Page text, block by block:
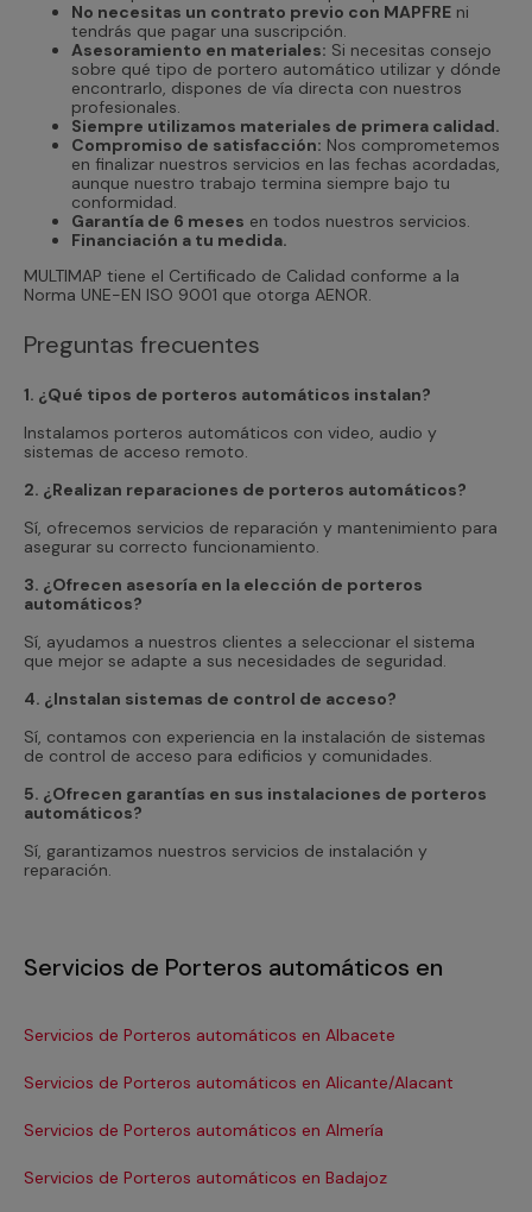
No necesitas un contrato previo con MAPFRE ni
tendrás que pagar una suscripción.
Asesoramiento en materiales: Si necesitas consejo
sobre qué tipo de portero automático utilizar y dónde
encontrarlo, dispones de vía directa con nuestros
profesionales.
Siempre utilizamos materiales de primera calidad.
Compromiso de satisfacción: Nos comprometemos
en finalizar nuestros servicios en las fechas acordadas,
aunque nuestro trabajo termina siempre bajo tu
conformidad.
Garantía de 6 meses en todos nuestros servicios.
Financiación a tu medida.
MULTIMAP tiene el Certificado de Calidad conforme a la
Norma UNE-EN ISO 9001 que otorga AENOR.
Preguntas frecuentes
1. ¿Qué tipos de porteros automáticos instalan?
Instalamos porteros automáticos con video, audio y
sistemas de acceso remoto.
2. ¿Realizan reparaciones de porteros automáticos?
Sí, ofrecemos servicios de reparación y mantenimiento para
asegurar su correcto funcionamiento.
3. ¿Ofrecen asesoría en la elección de porteros
automáticos?
Sí, ayudamos a nuestros clientes a seleccionar el sistema
que mejor se adapte a sus necesidades de seguridad.
4. ¿Instalan sistemas de control de acceso?
Sí, contamos con experiencia en la instalación de sistemas
de control de acceso para edificios y comunidades.
5. ¿Ofrecen garantías en sus instalaciones de porteros
automáticos?
Sí, garantizamos nuestros servicios de instalación y
reparación.
Servicios de Porteros automáticos en
Servicios de Porteros automáticos en Albacete
Servicios de Porteros automáticos en Alicante/Alacant
Servicios de Porteros automáticos en Almería
Servicios de Porteros automáticos en Badajoz